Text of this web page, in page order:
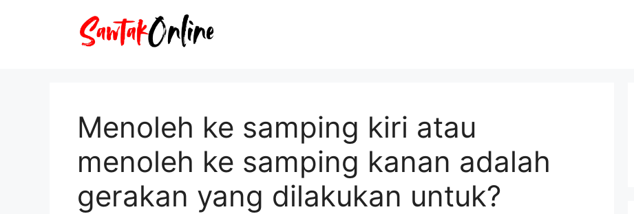
Menoleh ke samping kiri atau
menoleh ke samping kanan adalah
gerakan yang dilakukan untuk?